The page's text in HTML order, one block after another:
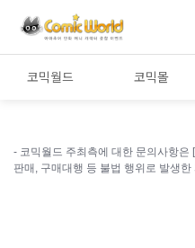
코믹월드 코믹몰
- 코믹월드 주최측에 대한 문의사항은
판매, 구매대행 등 불법 행위로 발생